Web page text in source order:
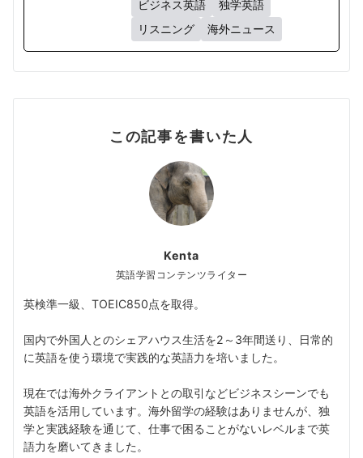
ビジネス英語
独学英語
リスニング
海外ニュース
この記事を書いた人
Kenta
英語学習コンテンツライター
英検準一級、TOEIC850点を取得。
国内で外国人とのシェアハウス生活を2～3年間送り、日常的
に英語を使う環境で実践的な英語力を培いました。
現在では海外クライアントとの取引などビジネスシーンでも
英語を活用しています。海外留学の経験はありませんが、独
学と実践経験を通じて、仕事で困ることがないレベルまで英
語力を磨いてきました。